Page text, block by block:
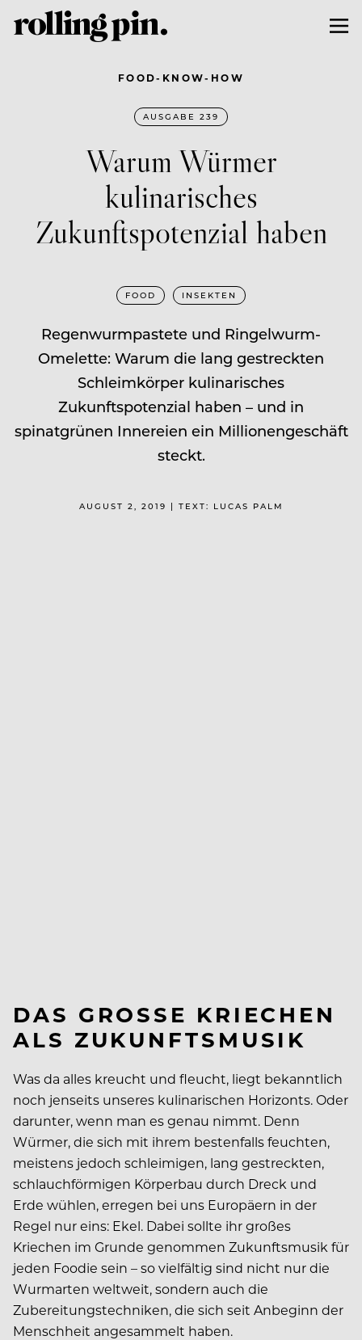
FOOD-KNOW-HOW
AUSGABE 239
Warum Würmer
kulinarisches
Zukunftspotenzial haben
FOOD INSEKTEN
Regenwurmpastete und Ringelwurm-
Omelette: Warum die lang gestreckten
Schleimkörper kulinarisches
Zukunftspotenzial haben – und in
spinatgrünen Innereien ein Millionengeschäft
steckt.
AUGUST 2, 2019 | TEXT: LUCAS PALM
DAS GROSSE KRIECHEN A
LS ZUKUNFTSMUSIK
Was da alles kreucht und fleucht, liegt bekanntlich
noch jenseits unseres kulinarischen Horizonts. Oder
darunter, wenn man es genau nimmt. Denn
Würmer, die sich mit ihrem bestenfalls feuchten,
meistens jedoch schleimigen, lang gestreckten,
schlauchförmigen Körperbau durch Dreck und
Erde wühlen, erregen bei uns Europäern in der
Regel nur eins: Ekel. Dabei sollte ihr großes
Kriechen im Grunde genommen Zukunftsmusik für
jeden Foodie sein – so vielfältig sind nicht nur die
Wurmarten weltweit, sondern auch die
Zubereitungstechniken, die sich seit Anbeginn der
Menschheit angesammelt haben.